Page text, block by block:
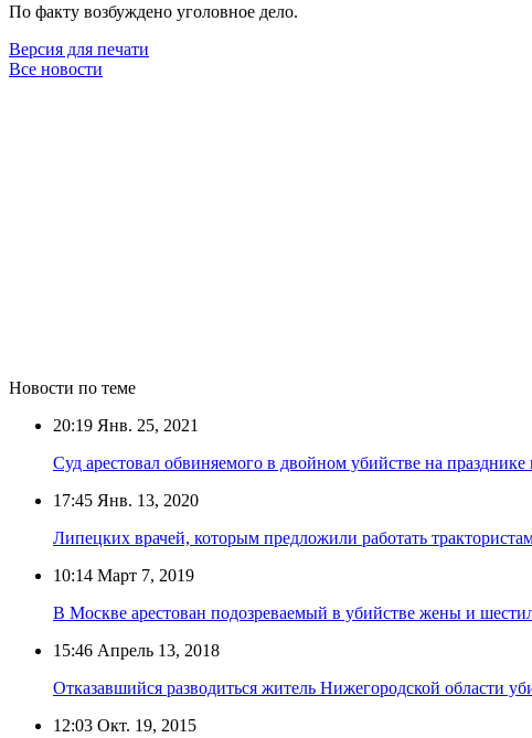
По факту возбуждено уголовное дело.
Версия для печати
Все новости
Новости по теме
20:19 Янв. 25, 2021
Суд арестовал обвиняемого в двойном убийстве на
17:45 Янв. 13, 2020
Липецких врачей, которым предложили работать
10:14 Март 7, 2019
В Москве арестован подозреваемый в убийстве жены и
15:46 Апрель 13, 2018
Отказавшийся разводиться житель Нижегородской области
12:03 Окт. 19, 2015